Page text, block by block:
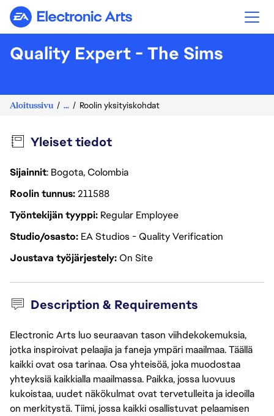
Electronic Arts
Quality Expert - The Sims
Aloitussivu ... Roolin yksityiskohdat
Yleiset tiedot
Sijainnit: Bogota, Colombia
Roolin tunnus211588
Työntekijän tyyppi Regular Employee
Studio/osasto EA Studios - Quality Verification
Joustava työjärjestelyOn Site
Description & Requirements
Electronic Arts luo seuraavan tason viihdekokemuksia,
jotka inspiroivat pelaajia ja faneja ympäri maailmaa. Täällä
kaikki ovat osa tarinaa. Osa yhteisöä, joka muodostaa
yhteyksiä kaikkialla maailmassa. Paikka, jossa luovuus
kukoistaa, uudet näkökulmat ovat tervetulleita ja ideoilla
on merkitystä. Tiimi, jossa kaikki osallistuvat pelaamisen